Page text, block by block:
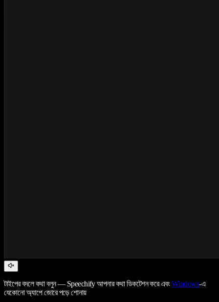
টাইপের বদলে কথা বলুন — Speechify আপনার কথা ডিকটেশন করে এবংWindows-এ
যেকোনো অ্যাপে জোরে পড়ে শোনায়